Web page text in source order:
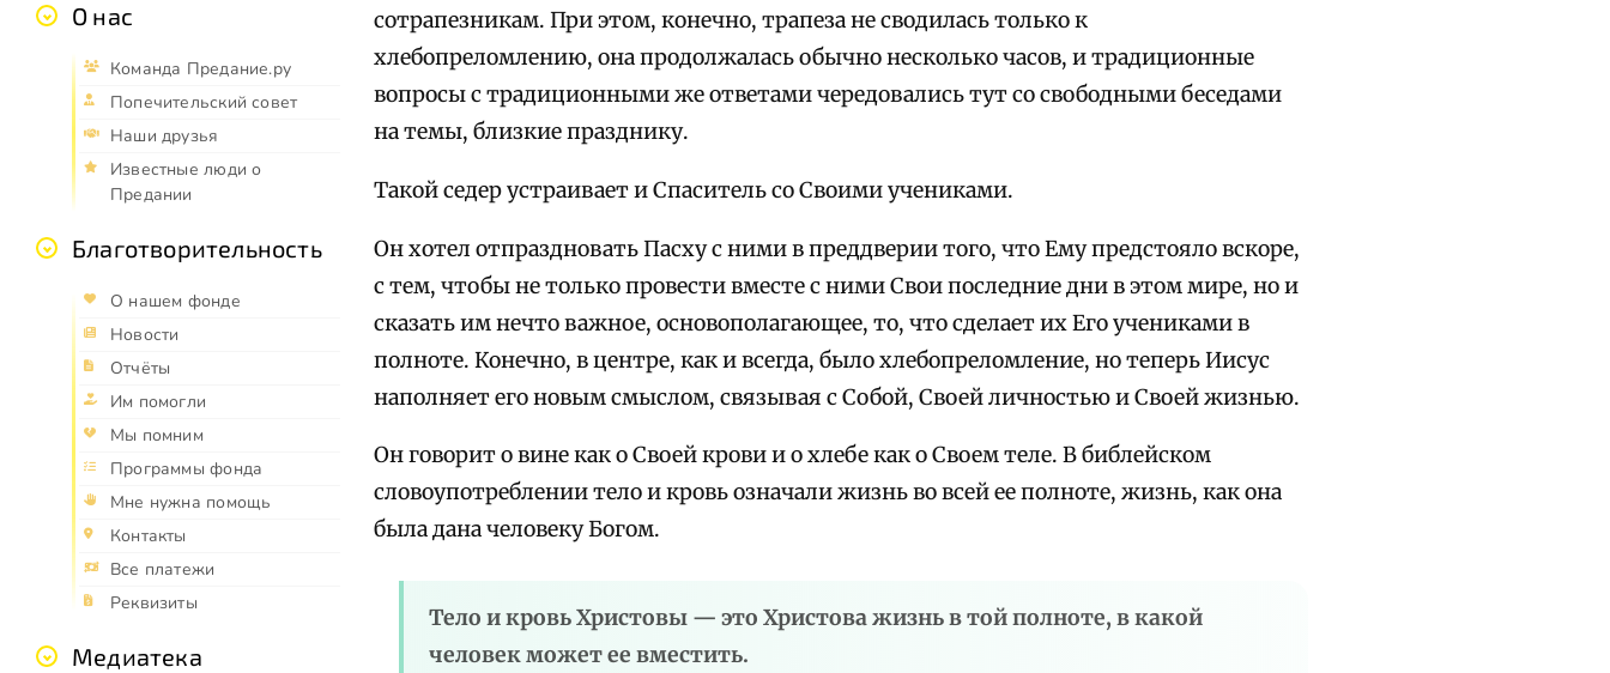
О нас
Команда Предание.ру
Попечительский совет
Наши друзья
Известные люди о
Предании
Благотворительность
О нашем фонде
Новости
Отчёты
Им помогли
Мы помним
Программы фонда
Мне нужна помощь
Контакты
Все платежи
Реквизиты
Медиатека
сотрапезникам. При этом, конечно, трапеза не сводилась только к
хлебопреломлению, она продолжалась обычно несколько часов, и традиционные
вопросы с традиционными же ответами чередовались тут со свободными беседами
на темы, близкие празднику.
Такой седер устраивает и Спаситель со Своими учениками.
Он хотел отпраздновать Пасху с ними в преддверии того, что Ему предстояло вскоре,
с тем, чтобы не только провести вместе с ними Свои последние дни в этом мире, но и
сказать им нечто важное, основополагающее, то, что сделает их Его учениками в
полноте. Конечно, в центре, как и всегда, было хлебопреломление, но теперь Иисус
наполняет его новым смыслом, связывая с Собой, Своей личностью и Своей жизнью.
Он говорит о вине как о Своей крови и о хлебе как о Своем теле. В библейском
словоупотреблении тело и кровь означали жизнь во всей ее полноте, жизнь, как она
была дана человеку Богом.
Тело и кровь Христовы — это Христова жизнь в той полноте, в какой
человек может ее вместить.